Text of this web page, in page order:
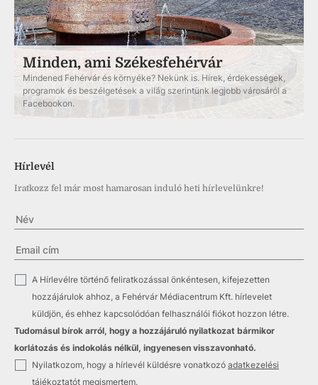
Minden, ami Székesfehérvár
Mindened Fehérvár és környéke? Nekünk is. Hírek, érdekességek,
programok és beszélgetések a világ szerintünk legjobb városáról a
Facebookon.
Hírlevél
Iratkozz fel már most hamarosan induló heti hírlevelünkre!
A Hírlevélre történő feliratkozással önkéntesen, kifejezetten
hozzájárulok ahhoz, a Fehérvár Médiacentrum Kft. hírlevelet
küldjön, és ehhez kapcsolódóan felhasználói fiókot hozzon létre.
Tudomásul bírok arról, hogy a hozzájáruló nyilatkozat bármikor
korlátozás és indokolás nélkül, ingyenesen visszavonható.
Nyilatkozom, hogy a hírlevél küldésre vonatkozó adatkezelési
tájékoztatót megismertem.